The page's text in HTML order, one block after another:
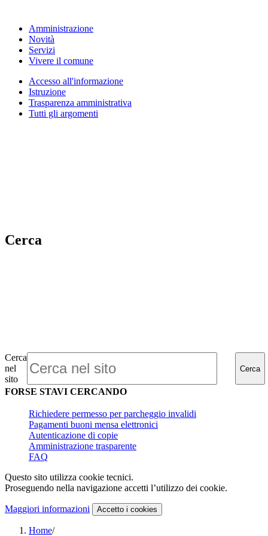
Amministrazione
Novità
Servizi
Vivere il comune
Accesso all'informazione
Istruzione
Trasparenza amministrativa
Tutti gli argomenti
Cerca
Cerca
nel
sito
Cerca
FORSE STAVI CERCANDO
Richiedere permesso per parcheggio invalidi
Pagamenti buoni mensa elettronici
Autenticazione di copie
Amministrazione trasparente
FAQ
Questo sito utilizza cookie tecnici.
Proseguendo nella navigazione accetti l’utilizzo dei cookie.
Maggiori informazioni Accetto i cookies
Home/